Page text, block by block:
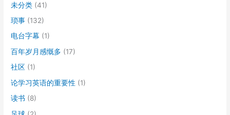
未分类 (41)
琐事 (132)
电台字幕 (1)
百年岁月感慨多 (17)
社区 (1)
论学习英语的重要性 (1)
读书 (8)